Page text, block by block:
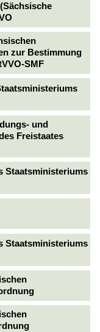
zur Bestimmung
SMF
und
Freistaates
Staatsministeriums
Staatsministeriums